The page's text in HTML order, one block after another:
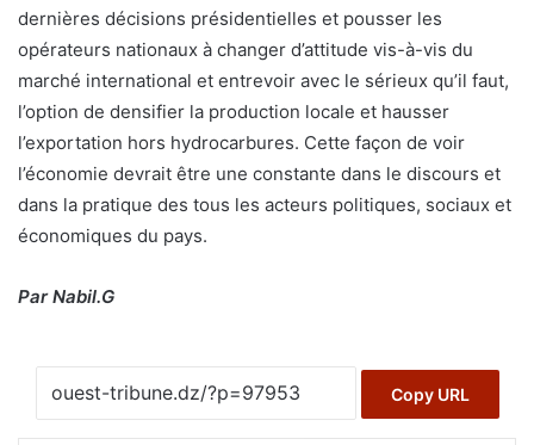
dernières décisions présidentielles et pousser les
opérateurs nationaux à changer d’attitude vis-à-vis du
marché international et entrevoir avec le sérieux qu’il faut,
l’option de densifier la production locale et hausser
l’exportation hors hydrocarbures. Cette façon de voir
l’économie devrait être une constante dans le discours et
dans la pratique des tous les acteurs politiques, sociaux et
économiques du pays.
Par Nabil.G
Copy URL